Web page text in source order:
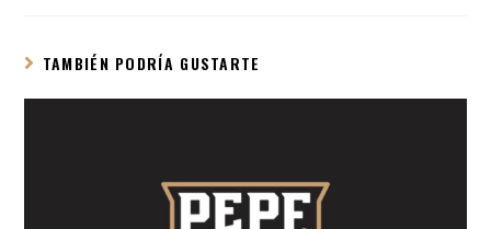
TAMBIÉN PODRÍA GUSTARTE